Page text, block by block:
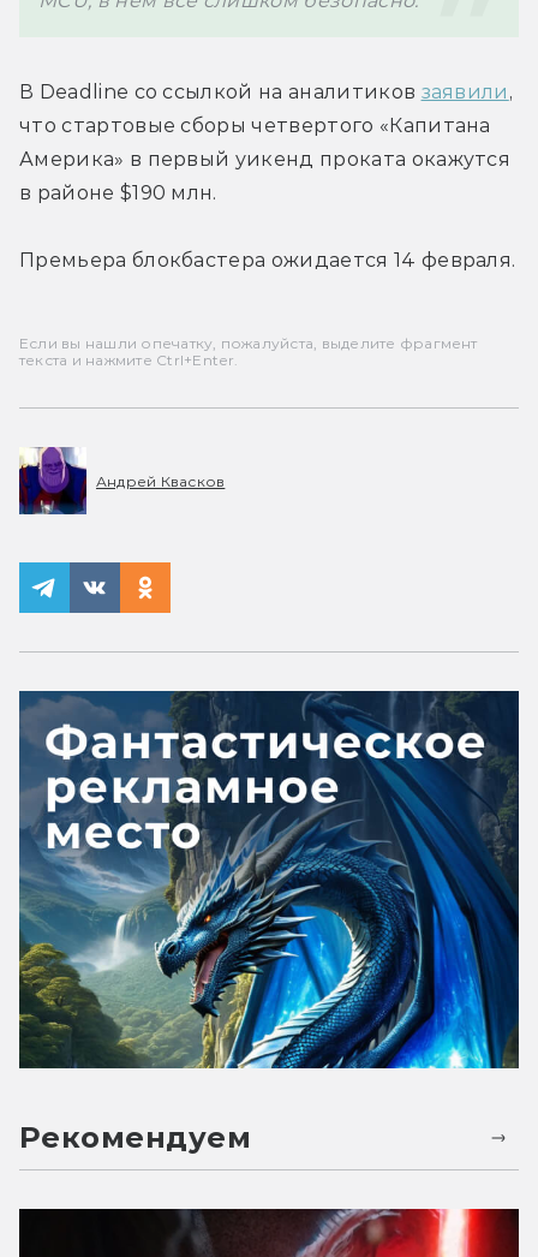
В Deadline со ссылкой на аналитиков заявили ,
что стартовые сборы четвертого «Капитана
Америка» в первый уикенд проката окажутся
в районе $190 млн.
Премьера блокбастера ожидается 14 февраля.
Если вы нашли опечатку, пожалуйста, выделите фрагмент
текста и нажмите Ctrl+Enter.
Андрей Квасков
Рекомендуем